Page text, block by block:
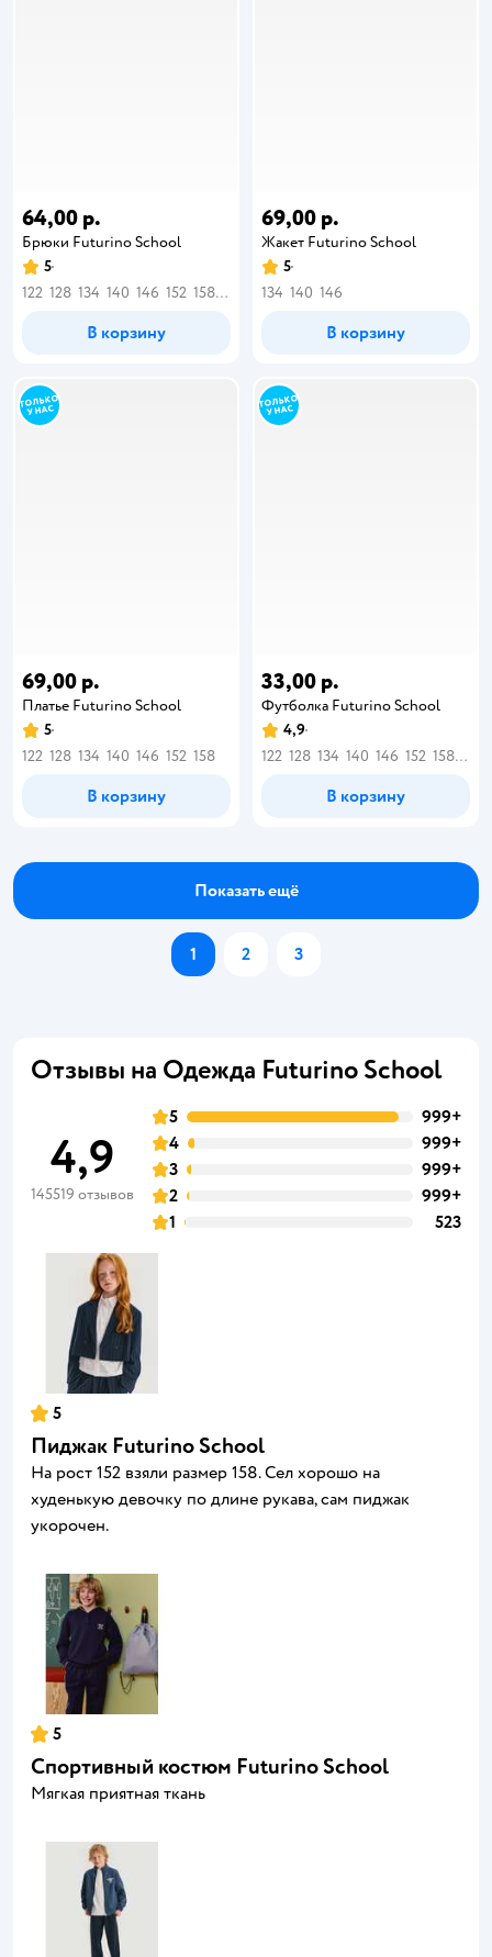
64,00 р.
Брюки Futurino School
5
122 128 134 140 146 152 158 164
В корзину
69,00 р.
Жакет Futurino School
5
134 140 146
В корзину
69,00 р.
Платье Futurino School
5
122 128 134 140 146 152 158
В корзину
33,00 р.
Футболка Futurino School
4,9
122 128 134 140 146 152 158 164
В корзину
Показать ещё
1 2 3
Отзывы на Одежда Futurino School
4,9
145519 отзывов
5
999+
4
999+
3
999+
2
999+
1
523
5
Пиджак Futurino School
На рост 152 взяли размер 158. Сел хорошо на
худенькую девочку по длине рукава, сам пиджак
укорочен.
5
Спортивный костюм Futurino School
Мягкая приятная ткань